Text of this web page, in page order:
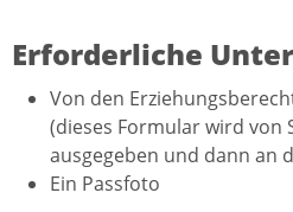
Erforderliche
Von den
(dieses Formular wird von
ausgegeben und dann an
Ein Passfoto